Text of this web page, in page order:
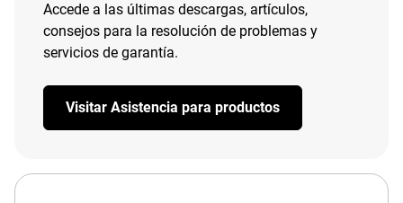
Accede a las últimas descargas, artículos,
consejos para la resolución de problemas y
servicios de garantía.
Visitar Asistencia para productos